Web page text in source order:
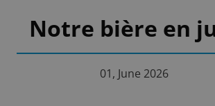
Notre bière en
01, June 2026